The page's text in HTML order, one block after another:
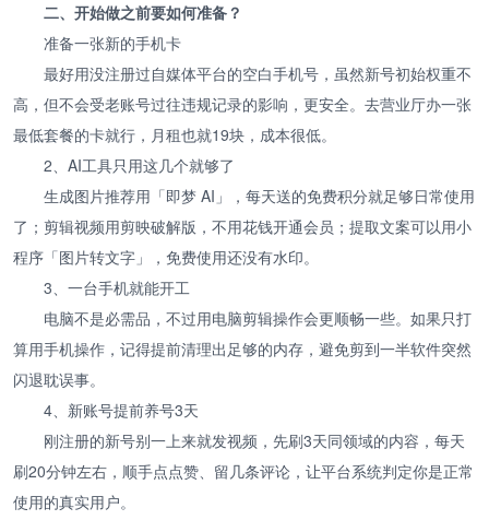
二、开始做之前要如何准备？
准备一张新的手机卡
最好用没注册过自媒体平台的空白手机号，虽然新号初始权重不
高，但不会受老账号过往违规记录的影响，更安全。去营业厅办一张
最低套餐的卡就行，月租也就19块，成本很低。
2、AI工具只用这几个就够了
生成图片推荐用「即梦 AI」，每天送的免费积分就足够日常使用
了；剪辑视频用剪映破解版，不用花钱开通会员；提取文案可以用小
程序「图片转文字」，免费使用还没有水印。
3、一台手机就能开工
电脑不是必需品，不过用电脑剪辑操作会更顺畅一些。如果只打
算用手机操作，记得提前清理出足够的内存，避免剪到一半软件突然
闪退耽误事。
4、新账号提前养号3天
刚注册的新号别一上来就发视频，先刷3天同领域的内容，每天
刷20分钟左右，顺手点点赞、留几条评论，让平台系统判定你是正常
使用的真实用户。